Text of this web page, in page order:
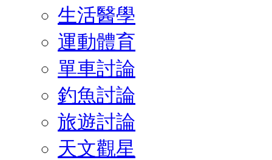
生活醫學
運動體育
單車討論
釣魚討論
旅遊討論
天文觀星